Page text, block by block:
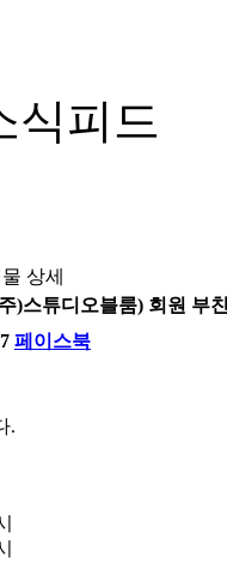
식피드
상세
)스튜디오블룸) 회원 부
페이스북
.